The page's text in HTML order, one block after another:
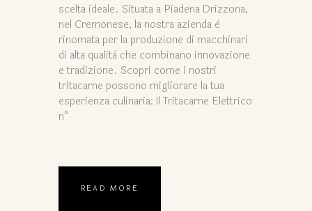
scelta ideale. Situata a Piadena Drizzona,
nel Cremonese, la nostra azienda è
rinomata per la produzione di macchinari
di alta qualità che combinano innovazione
e tradizione. Scopri come i nostri
tritacarne possono migliorare la tua
esperienza culinaria: Il Tritacarne Elettrico
n°
READ MORE